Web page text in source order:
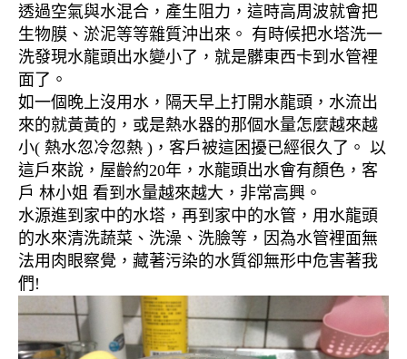
透過空氣與水混合，產生阻力，這時高周波就會把
生物膜、淤泥等等雜質沖出來。 有時候把水塔洗一
洗發現水龍頭出水變小了，就是髒東西卡到水管裡
面了。
如一個晚上沒用水，隔天早上打開水龍頭，水流出
來的就黃黃的，或是熱水器的那個水量怎麼越來越
小( 熱水忽冷忽熱 )，客戶被這困擾已經很久了。 以
這戶來說，屋齡約20年，水龍頭出水會有顏色，客
戶 林小姐 看到水量越來越大，非常高興。
水源進到家中的水塔，再到家中的水管，用水龍頭
的水來清洗蔬菜、洗澡、洗臉等，因為水管裡面無
法用肉眼察覺，藏著污染的水質卻無形中危害著我
們!